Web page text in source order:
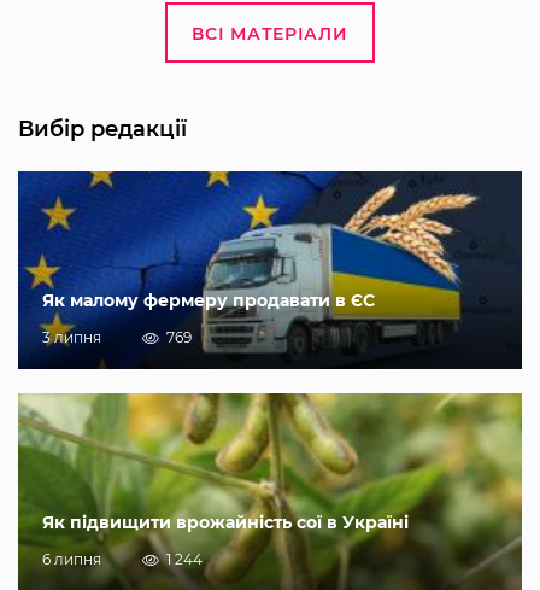
ВСІ МАТЕРІАЛИ
Вибір редакції
Як малому фермеру продавати в ЄС
3 липня 769
Як підвищити врожайність сої в Україні
6 липня 1 244